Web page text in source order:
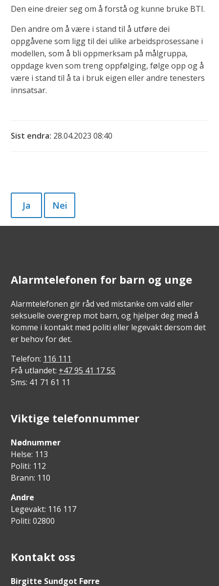
Den eine dreier seg om å forstå og kunne bruke BTI.
Den andre om å være i stand til å utføre dei
oppgåvene som ligg til dei ulike arbeidsprosessane i
modellen, som å bli oppmerksam på målgruppa,
oppdage kven som treng oppfølging, følge opp og å
være i stand til å ta i bruk eigen eller andre tenesters
innsatsar.
Sist endra 28.04.2023 08:40
Ja Nei
Alarmtelefonen for barn og unge
Alarmtelefonen gir råd ved mistanke om vald eller
seksuelle overgrep mot barn, og hjelper deg med å
komme i kontakt med politi eller legevakt dersom det
er behov for det.
Telefon: 116 111
Frå utlandet: +47 95 41 17 55
Sms: 41 71 61 11
Viktige telefonnummer
Nødnummer
Helse: 113
Politi: 112
Brann: 110
Andre
Legevakt: 116 117
Politi: 02800
Kontakt oss
Birgitte Sundgot Førre